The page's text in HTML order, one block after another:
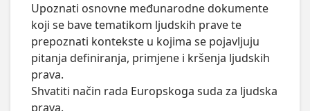
Upoznati osnovne međunarodne dokumente
koji se bave tematikom ljudskih prave te
prepoznati kontekste u kojima se pojavljuju
pitanja definiranja, primjene i kršenja ljudskih
prava.
Shvatiti način rada Europskoga suda za ljudska
prava.